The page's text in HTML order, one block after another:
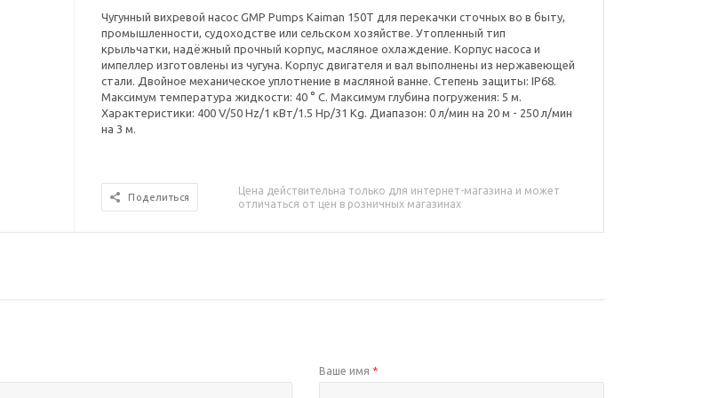
Чугунный вихревой насос GMP Pumps Kaiman 150T для перекачки сточных во в быту,
промышленности, судоходстве или сельском хозяйстве. Утопленный тип
крыльчатки, надёжный прочный корпус, масляное охлаждение. Корпус насоса и
импеллер изготовлены из чугуна. Корпус двигателя и вал выполнены из нержавеющей
стали. Двойное механическое уплотнение в масляной ванне. Степень защиты: IP68.
Максимум температура жидкости: 40 ° С. Максимум глубина погружения: 5 м.
Характеристики: 400 V/50 Hz/1 кВт/1.5 Hp/31 Kg. Диапазон: 0 л/мин на 20 м - 250 л/мин
на 3 м.
Поделиться
Цена действительна только для интернет-магазина и может
отличаться от цен в розничных магазинах
Ваше имя *